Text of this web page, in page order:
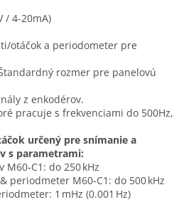
/ 4-20mA)
otáčok a periodometer pre
rozmer pre panelovú
z enkodérov.
pracuje s frekvenciami do 500Hz,
určený pre snímanie a
s parametrami:
C1: do 250 kHz
periodmeter M60-C1: do 500 kHz
1 mHz (0.001 Hz)